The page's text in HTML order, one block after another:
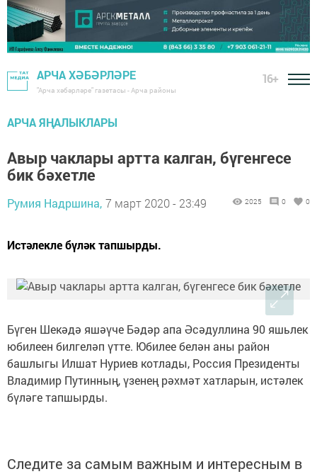
АРЧА ХӘБӘРЛӘРЕ
"Арча хәбәрләре" газетасы - Арча районы
16+
АРЧА ЯҢАЛЫКЛАРЫ
Авыр чаклары артта калган, бүгенгесе
бик бәхетле
Румия Надршина, 7 март 2020 - 23:49 2025 0 0
Истәлекле бүләк тапшырды.
Бүген Шекәдә яшәүче Бәдәр апа Әсәдуллина 90 яшьлек
юбилеен билгеләп үтте. Юбилее белән аны район
башлыгы Илшат Нуриев котлады, Россия Президенты
Владимир Путинның, үзенең рәхмәт хатларын, истәлек
бүләге тапшырды.
Следите за самым важным и интересным в